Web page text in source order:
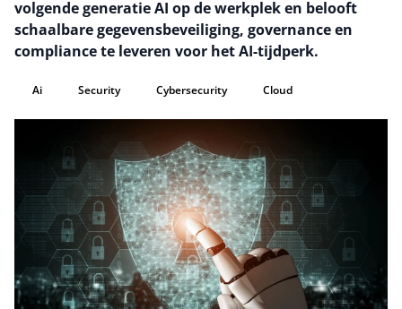
volgende generatie AI op de werkplek en belooft
schaalbare gegevensbeveiliging, governance en
compliance te leveren voor het AI-tijdperk.
Ai Security Cybersecurity Cloud